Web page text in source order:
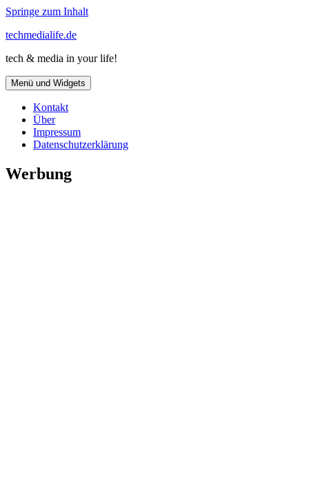
Springe zum Inhalt
techmedialife.de
tech & media in your life!
Menü und Widgets
Kontakt
Über
Impressum
Datenschutzerklärung
Werbung